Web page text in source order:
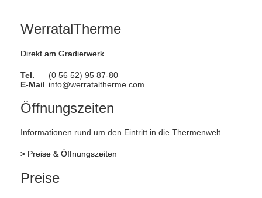
WerratalTherme
Direkt am Gradierwerk.
Tel.
(0 56 52) 95 87-80
E-Mail info@werrataltherme.com
Öffnungszeiten
Informationen rund um den Eintritt in die Thermenwelt.
> Preise & Öffnungszeiten
Preise